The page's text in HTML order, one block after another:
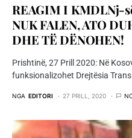
REAGIM I KMDLNj-
NUK FALEN, ATO
DHE TË DËNOHEN!
Prishtinë, 27 Prill 2020: Në
funksionalizohet Drejtësia
NGA EDITORI 27 PRILL, 2020